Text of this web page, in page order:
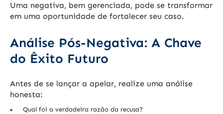
Uma negativa, bem gerenciada, pode se transformar
em uma oportunidade de fortalecer seu caso.
Análise Pós-Negativa: A Chave
do Êxito Futuro
Antes de se lançar a apelar, realize uma análise
honesta:
Qual foi a verdadeira razão da recusa?